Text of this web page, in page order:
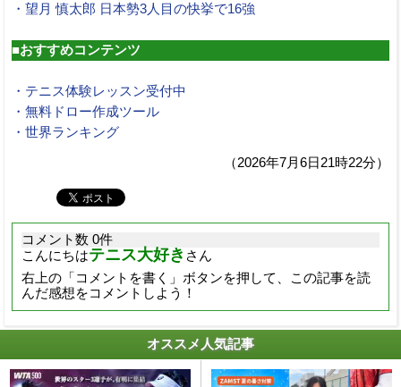
・望月 慎太郎 日本勢3人目の快挙で16強
■おすすめコンテンツ
・テニス体験レッスン受付中
・無料ドロー作成ツール
・世界ランキング
（2026年7月6日21時22分）
コメント数 0件
こんにちはテニス大好き さん
右上の「コメントを書く」ボタンを押して、この記事を読
んだ感想をコメントしよう！
オススメ人気記事